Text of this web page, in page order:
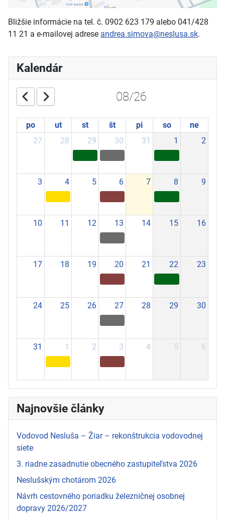
Bližšie informácie na tel. č. 0902 623 179 alebo 041/428
11 21 a e-mailovej adrese andrea.simova@neslusa.sk.
Kalendár
08/26
po ut st št pi so
ne
27
28 29 30 31 1 2
3 4 5 6 7 8 9
10 11 12 13 14 15 16
17 18 19 20 21 22 23
24 25 26 27 28 29 30
31 1 2 3 4 5 6
Najnovšie články
Vodovod Nesluša – Žiar – rekonštrukcia vodovodnej
siete
3. riadne zasadnutie obecného zastupiteľstva 2026
Neslušským chotárom 2026
Návrh cestovného poriadku železničnej osobnej
dopravy 2026/2027